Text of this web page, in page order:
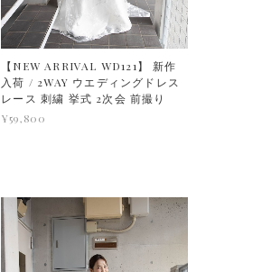
【NEW ARRIVAL WD121】 新作
入荷 / 2WAY ウエディングドレス
レース 刺繍 挙式 2次会 前撮り
¥59,800